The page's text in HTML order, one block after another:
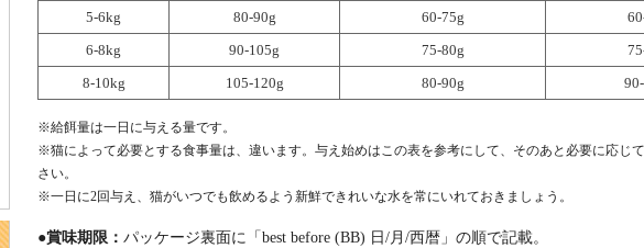
5-6kg
80-90g 60-75g
6-8kg
90-105g 75-80g
8-10kg
105-120g 80-90g
※給餌量は一日に与える量です。
※猫によって必要とする食事量は、違います。与え始めはこの表を参考にして、そのあと必要に応じ
さい。
※一日に2回与え、猫がいつでも飲めるよう新鮮できれいな水を常にいれておきましょう。
●賞味期限： パッケージ裏面に「best before (BB) 日/月/西暦」の順で記載。